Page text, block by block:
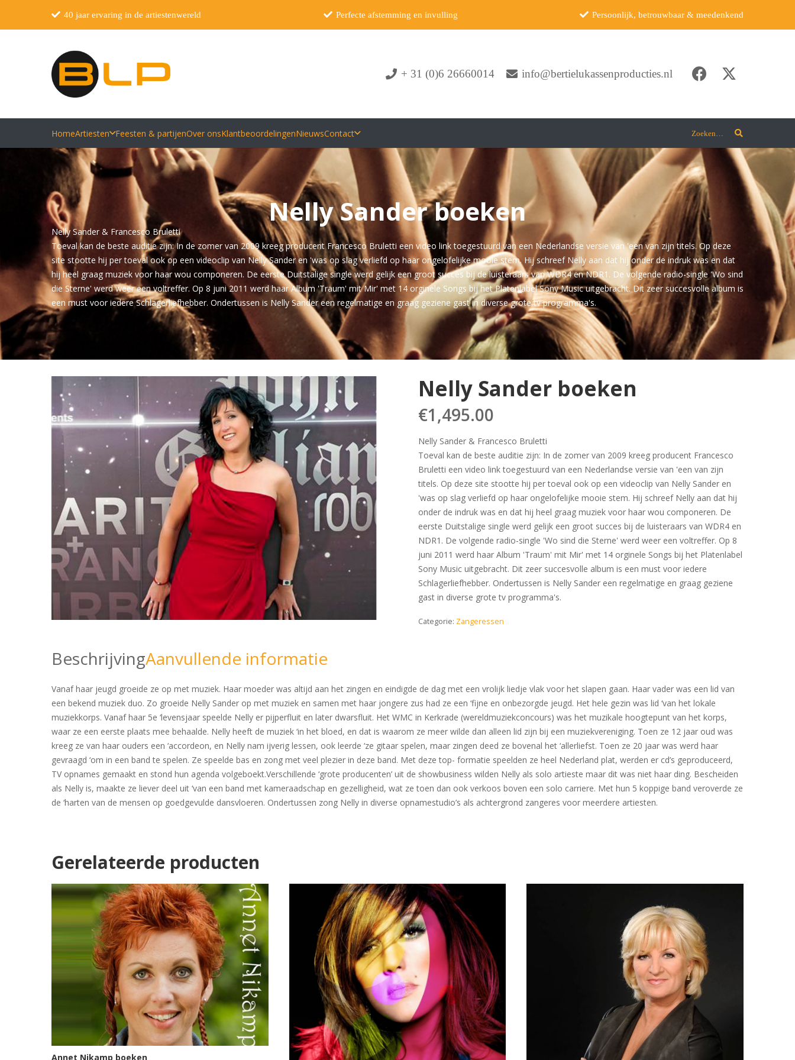
40 jaar ervaring in de artiestenwereld Perfecte afstemming en invulling Persoonlijk, betrouwbaar & meedenkend
+ 31 (0)6 26660014 info@bertielukassenproducties.nl
HomeArtiesten Feesten & partijenOver onsKlantbeoordelingenNieuwsContact Zoeken…
Nelly Sander boeken
Nelly Sander & Francesco Bruletti
Toeval kan de beste auditie zijn: In de zomer van 2009 kreeg producent Francesco Bruletti een video link toegestuurd van een Nederlandse versie van 'een van zijn titels. Op deze
site stootte hij per toeval ook op een videoclip van Nelly Sander en 'was op slag verliefd op haar ongelofelijke mooie stem. Hij schreef Nelly aan dat hij onder de indruk was en dat
hij heel graag muziek voor haar wou componeren. De eerste Duitstalige single werd gelijk een groot succes bij de luisteraars van WDR4 en NDR1. De volgende radio-single 'Wo sind
die Sterne' werd weer een voltreffer. Op 8 juni 2011 werd haar Album 'Traum' mit Mir' met 14 orginele Songs bij het Platenlabel Sony Music uitgebracht. Dit zeer succesvolle album is
een must voor iedere Schlagerliefhebber. Ondertussen is Nelly Sander een regelmatige en graag geziene gast in diverse grote tv programma's.
Nelly Sander boeken
€1,495.00
Nelly Sander & Francesco Bruletti
Toeval kan de beste auditie zijn: In de zomer van 2009 kreeg producent Francesco
Bruletti een video link toegestuurd van een Nederlandse versie van 'een van zijn
titels. Op deze site stootte hij per toeval ook op een videoclip van Nelly Sander en
'was op slag verliefd op haar ongelofelijke mooie stem. Hij schreef Nelly aan dat hij
onder de indruk was en dat hij heel graag muziek voor haar wou componeren. De
eerste Duitstalige single werd gelijk een groot succes bij de luisteraars van WDR4 en
NDR1. De volgende radio-single 'Wo sind die Sterne' werd weer een voltreffer. Op 8
juni 2011 werd haar Album 'Traum' mit Mir' met 14 orginele Songs bij het Platenlabel
Sony Music uitgebracht. Dit zeer succesvolle album is een must voor iedere
Schlagerliefhebber. Ondertussen is Nelly Sander een regelmatige en graag geziene
gast in diverse grote tv programma's.
Categorie: Zangeressen
BeschrijvingAanvullende informatie
Vanaf haar jeugd groeide ze op met muziek. Haar moeder was altijd aan het zingen en eindigde de dag met een vrolijk liedje vlak voor het slapen gaan. Haar vader was een lid van
een bekend muziek duo. Zo groeide Nelly Sander op met muziek en samen met haar jongere zus had ze een ‘fijne en onbezorgde jeugd. Het hele gezin was lid ‘van het lokale
muziekkorps. Vanaf haar 5e ‘levensjaar speelde Nelly er pijperfluit en later dwarsfluit. Het WMC in Kerkrade (wereldmuziekconcours) was het muzikale hoogtepunt van het korps,
waar ze een eerste plaats mee behaalde. Nelly heeft de muziek ‘in het bloed, en dat is waarom ze meer wilde dan alleen lid zijn bij een muziekvereniging. Toen ze 12 jaar oud was
kreeg ze van haar ouders een ‘accordeon, en Nelly nam ijverig lessen, ook leerde ‘ze gitaar spelen, maar zingen deed ze bovenal het ‘allerliefst. Toen ze 20 jaar was werd haar
gevraagd ‘om in een band te spelen. Ze speelde bas en zong met veel plezier in deze band. Met deze top- formatie speelden ze heel Nederland plat, werden er cd’s geproduceerd,
TV opnames gemaakt en stond hun agenda volgeboekt.Verschillende ‘grote producenten’ uit de showbusiness wilden Nelly als solo artieste maar dit was niet haar ding. Bescheiden
als Nelly is, maakte ze liever deel uit ‘van een band met kameraadschap en gezelligheid, wat ze toen dan ook verkoos boven een solo carriere. Met hun 5 koppige band veroverde ze
de ‘harten van de mensen op goedgevulde dansvloeren. Ondertussen zong Nelly in diverse opnamestudio’s als achtergrond zangeres voor meerdere artiesten.
Gerelateerde producten
Annet Nikamp boeken